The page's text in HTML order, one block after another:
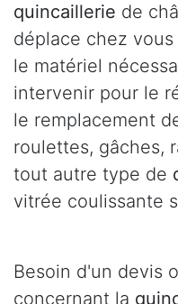
quincaillerie de
déplace chez
le matériel
intervenir pour le
le remplacement
roulettes, gâches,
tout autre type de
vitrée coulissante
Besoin d'un devis
concernant la